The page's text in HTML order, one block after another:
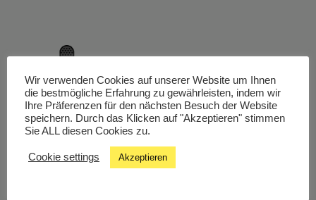
Livestream
Studiochat
Wir verwenden Cookies auf unserer Website um Ihnen
die bestmögliche Erfahrung zu gewährleisten, indem wir
Ihre Präferenzen für den nächsten Besuch der Website
speichern. Durch das Klicken auf "Akzeptieren" stimmen
Sie ALL diesen Cookies zu.
Cookie settings Akzeptieren